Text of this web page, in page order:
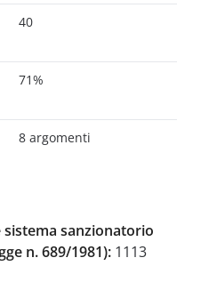
40
71%
8 argomenti
sistema sanzionatorio
n. 689/1981): 1113